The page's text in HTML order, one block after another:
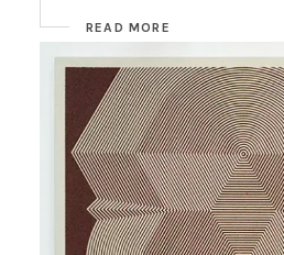
READ MORE